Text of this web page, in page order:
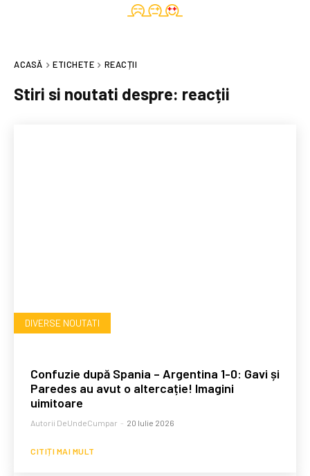
ACASĂ ETICHETE REACȚII
Stiri si noutati despre: reacții
DIVERSE NOUTATI
Confuzie după Spania – Argentina 1-0: Gavi și
Paredes au avut o altercație! Imagini
uimitoare
Autorii DeUndeCumpar - 20 Iulie 2026
CITIȚI MAI MULT